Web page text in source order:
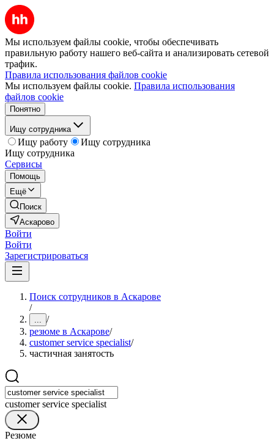
Мы используем файлы cookie, чтобы обеспечивать
правильную работу нашего веб-сайта и анализировать сетевой
трафик.
Правила использования файлов cookie
Мы используем файлы cookie. Правила использования
файлов cookie
Понятно
Ищу сотрудника
Ищу работу
Ищу сотрудника
Ищу сотрудника
Сервисы
Помощь
Ещё
Поиск
Аскарово
Войти
Войти
Зарегистрироваться
Поиск сотрудников в Аскарове
/
... /
резюме в Аскарове/
customer service specialist/
частичная занятость
customer service specialist
Резюме